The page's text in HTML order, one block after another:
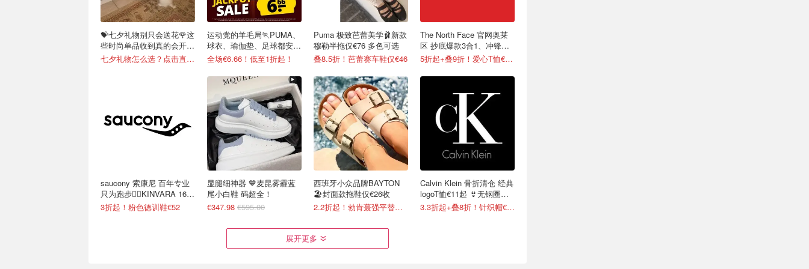
💝七夕礼物别只会送花🌹这
些时尚单品收到真的会开
心！
七夕礼物怎么选？点击直接抄作业
saucony 索康尼 百年专业
只为跑步🏃‍♀️KINVARA 16
跑鞋仅€62
3折起！粉色德训鞋€52
运动党的羊毛局🏃PUMA、
球衣、瑜伽垫、足球都安排
了！
全场€6.66！低至1折起！
显腿细神器 💙麦昆雾霾蓝
尾小白鞋 码超全！
€347.98 €595.00
Puma 极致芭蕾美学🩰新款
穆勒半拖仅€76 多色可选
叠8.5折！芭蕾赛车鞋仅€46
西班牙小众品牌BAYTON
🏖️封面款拖鞋仅€26收
2.2折起！勃肯蕞强平替出现了
The North Face 官网奥莱
区 抄底爆款3合1、冲锋
衣、羽绒等
5折起+叠9折！爱心T恤€13.5
Calvin Klein 骨折清仓 经典
logoT恤€11起 👙无钢圈内
衣€9.6
3.3折起+叠8折！针织帽€8.32
展开更多